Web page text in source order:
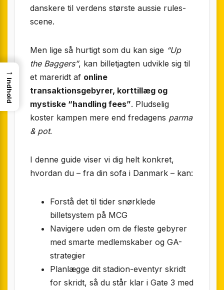
danskere til verdens største aussie rules-
scene.
Men lige så hurtigt som du kan sige “Up
the Baggers”, kan billetjagten udvikle sig til
et mareridt af online
transaktionsgebyrer, korttillæg og
mystiske “handling fees”. Pludselig
koster kampen mere end fredagens parma
& pot.
I denne guide viser vi dig helt konkret,
hvordan du – fra din sofa i Danmark – kan:
Forstå det til tider snørklede
billetsystem på MCG
Navigere uden om de fleste gebyrer
med smarte medlemskaber og GA-
strategier
Planlægge dit stadion-eventyr skridt
for skridt, så du står klar i Gate 3 med
→
Indhold